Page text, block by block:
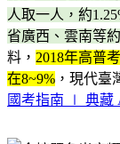
人取一人，約
省廣西、雲南等
料， 2018年高普
在8~9% ，現代臺
國考指南 ∣ 典藏